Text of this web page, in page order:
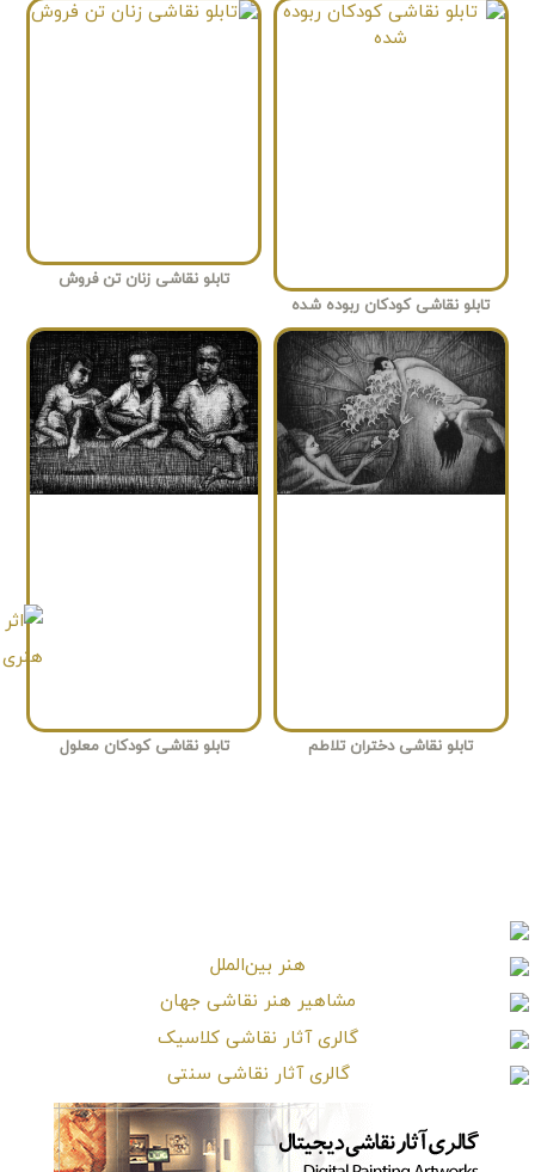
تابلو نقاشی کودکان ربوده شده
تابلو نقاشی زنان تن فروش
تابلو نقاشی دختران تلاطم تابلو نقاشی کودکان معلول